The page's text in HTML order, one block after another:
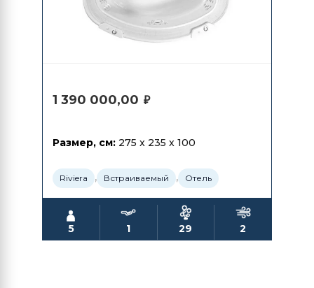
1 390 000,00 ₽
Размер, см: 275 x 235 x 100
Riviera , Встраиваемый , Отель
5 1 29 2